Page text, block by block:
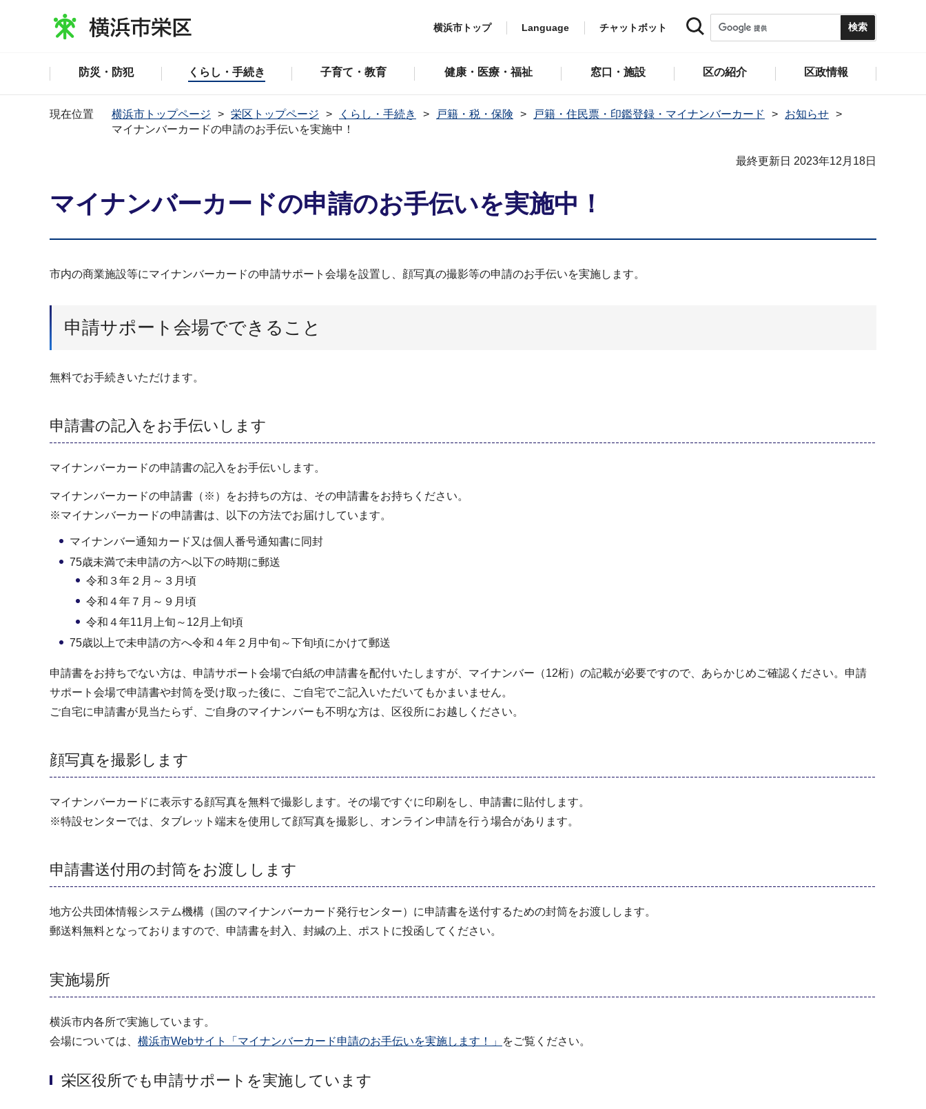
横浜市トップ Language チャットボット
防災・防犯 くらし・手続き 子育て・教育 健康・医療・福祉 窓口・施設 区の紹介 区政情報
現在位置 横浜市トップページ 栄区トップページ くらし・手続き 戸籍・税・保険 戸籍・住民票・印鑑登録・マイナンバーカード
お知らせ
マイナンバーカードの申請のお手伝いを実施中！
最終更新日 2023年12月18日
マイナンバーカードの申請のお手伝いを実施中！
市内の商業施設等にマイナンバーカードの申請サポート会場を設置し、顔写真の撮影等の申請のお手伝いを実施します。
申請サポート会場でできること
無料でお手続きいただけます。
申請書の記入をお手伝いします
マイナンバーカードの申請書の記入をお手伝いします。
マイナンバーカードの申請書（※）をお持ちの方は、その申請書をお持ちください。
※マイナンバーカードの申請書は、以下の方法でお届けしています。
マイナンバー通知カード又は個人番号通知書に同封
75歳未満で未申請の方へ以下の時期に郵送
令和３年２月～３月頃
令和４年７月～９月頃
令和４年11月上旬～12月上旬頃
75歳以上で未申請の方へ令和４年２月中旬～下旬頃にかけて郵送
申請書をお持ちでない方は、申請サポート会場で白紙の申請書を配付いたしますが、マイナンバー（12桁）の記載が必要ですので、あらかじめご確認ください。申請
サポート会場で申請書や封筒を受け取った後に、ご自宅でご記入いただいてもかまいません。
ご自宅に申請書が見当たらず、ご自身のマイナンバーも不明な方は、区役所にお越しください。
顔写真を撮影します
マイナンバーカードに表示する顔写真を無料で撮影します。その場ですぐに印刷をし、申請書に貼付します。
※特設センターでは、タブレット端末を使用して顔写真を撮影し、オンライン申請を行う場合があります。
申請書送付用の封筒をお渡しします
地方公共団体情報システム機構（国のマイナンバーカード発行センター）に申請書を送付するための封筒をお渡しします。
郵送料無料となっておりますので、申請書を封入、封緘の上、ポストに投函してください。
実施場所
横浜市内各所で実施しています。
会場については、 横浜市Webサイト「マイナンバーカード申請のお手伝いを実施します！」 をご覧ください。
栄区役所でも申請サポートを実施しています